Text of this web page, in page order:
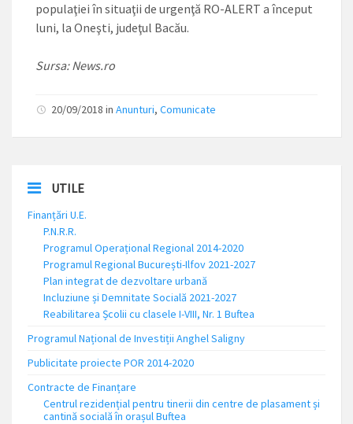
populaţiei în situaţii de urgenţă RO-ALERT a început
luni, la Oneşti, judeţul Bacău.
Sursa: News.ro
20/09/2018 in Anunturi, Comunicate
UTILE
Finanțări U.E.
P.N.R.R.
Programul Operațional Regional 2014-2020
Programul Regional București-Ilfov 2021-2027
Plan integrat de dezvoltare urbană
Incluziune și Demnitate Socială 2021-2027
Reabilitarea Școlii cu clasele I-VIII, Nr. 1 Buftea
Programul Național de Investiții Anghel Saligny
Publicitate proiecte POR 2014-2020
Contracte de Finanțare
Centrul rezidențial pentru tinerii din centre de plasament și
cantină socială în orașul Buftea